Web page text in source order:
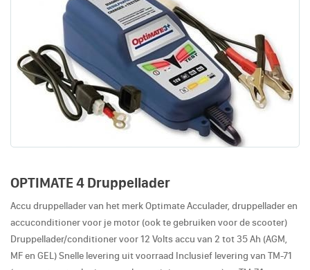
OPTIMATE 4 Druppellader
Accu druppellader van het merk Optimate Acculader, druppellader en
accuconditioner voor je motor (ook te gebruiken voor de scooter)
Druppellader/conditioner voor 12 Volts accu van 2 tot 35 Ah (AGM,
MF en GEL) Snelle levering uit voorraad Inclusief levering van TM-71